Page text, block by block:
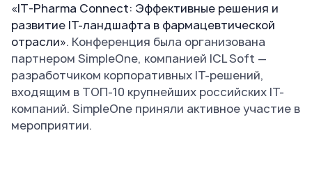
«IT-Pharma Connect: Эффективные решения и
развитие IT-ландшафта в фармацевтической
отрасли». Конференция была организована
партнером SimpleOne, компанией ICL Soft —
разработчиком корпоративных IT-решений,
входящим в ТОП-10 крупнейших российских IT-
компаний. SimpleOne приняли активное участие в
мероприятии.